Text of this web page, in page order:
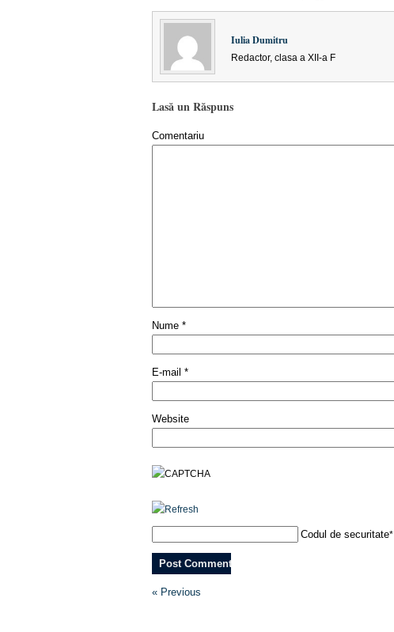
Iulia Dumitru
Redactor, clasa a XII-a F
Lasă un Răspuns
Comentariu
Nume *
E-mail *
Website
Codul de securitate*
« Previous